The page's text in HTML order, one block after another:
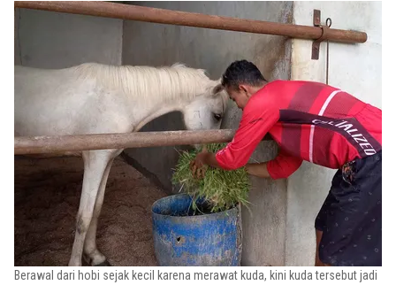
Berawal dari hobi sejak kecil karena merawat kuda, kini kuda tersebut jadi